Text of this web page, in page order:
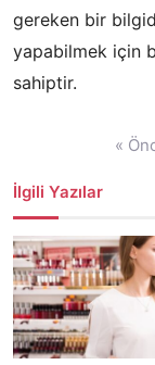
gereken bir
yapabilmek için
sahiptir.
«
İlgili Yazılar